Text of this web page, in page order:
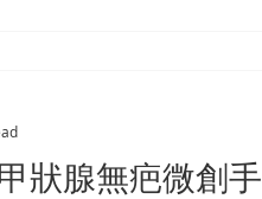
狀腺無疤微創手